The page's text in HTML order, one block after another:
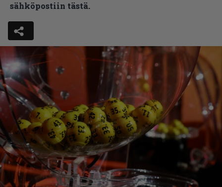
sähköpostiin tästä.